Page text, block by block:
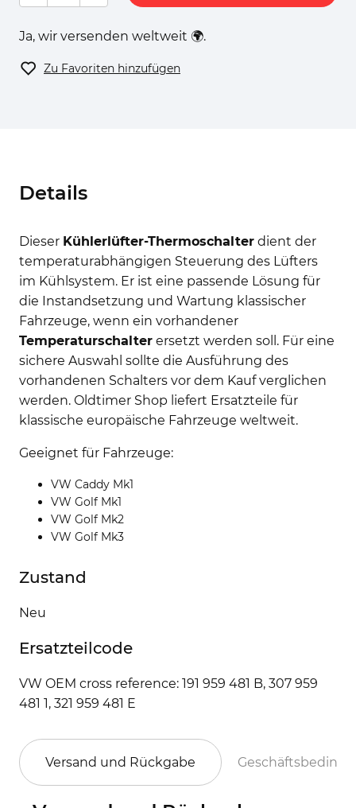
Ja, wir versenden weltweit 🌍.
Zu Favoriten hinzufügen
Details
Dieser Kühlerlüfter-Thermoschalter dient der
temperaturabhängigen Steuerung des Lüfters
im Kühlsystem. Er ist eine passende Lösung für
die Instandsetzung und Wartung klassischer
Fahrzeuge, wenn ein vorhandener
Temperaturschalter ersetzt werden soll. Für eine
sichere Auswahl sollte die Ausführung des
vorhandenen Schalters vor dem Kauf verglichen
werden. Oldtimer Shop liefert Ersatzteile für
klassische europäische Fahrzeuge weltweit.
Geeignet für Fahrzeuge:
VW Caddy Mk1
VW Golf Mk1
VW Golf Mk2
VW Golf Mk3
Zustand
Neu
Ersatzteilcode
VW OEM cross reference: 191 959 481 B, 307 959
481 1, 321 959 481 E
Versand und Rückgabe